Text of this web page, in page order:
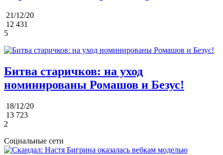
21/12/20
12 431
5
Битва старичков: на уход
номинированы Ромашов и Безус!
18/12/20
13 723
2
Социальные сети